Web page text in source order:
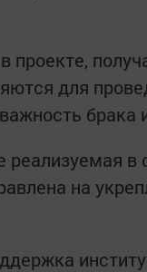
для
брака
в
на